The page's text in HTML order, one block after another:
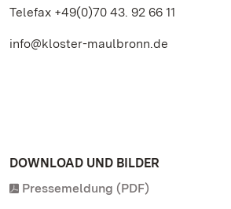
Telefax +49(0)70 43. 92 66 11
info@kloster-maulbronn.de
DOWNLOAD UND BILDER
Pressemeldung (PDF)